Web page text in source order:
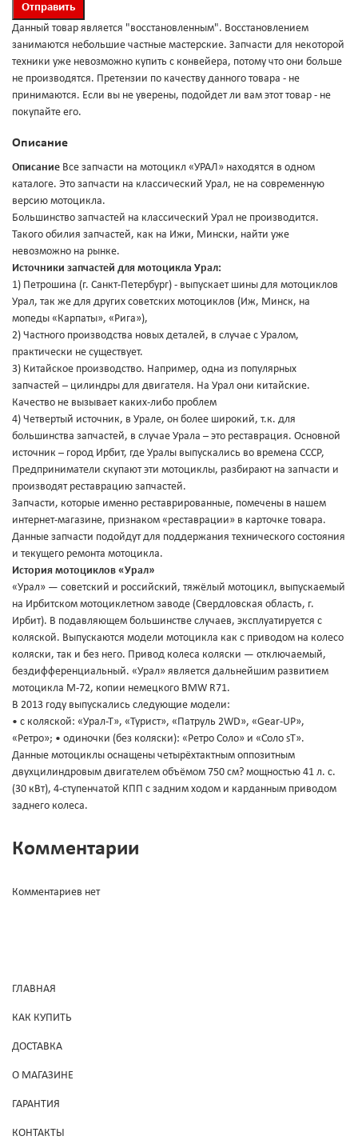
Данный товар является "восстановленным". Восстановлением
занимаются небольшие частные мастерские. Запчасти для некоторой
техники уже невозможно купить с конвейера, потому что они больше
не производятся. Претензии по качеству данного товара - не
принимаются. Если вы не уверены, подойдет ли вам этот товар - не
покупайте его.
Описание
Описание Все запчасти на мотоцикл «УРАЛ» находятся в одном
каталоге. Это запчасти на классический Урал, не на современную
версию мотоцикла.
Большинство запчастей на классический Урал не производится.
Такого обилия запчастей, как на Ижи, Мински, найти уже
невозможно на рынке.
Источники запчастей для мотоцикла Урал:
1) Петрошина (г. Санкт-Петербург) - выпускает шины для мотоциклов
Урал, так же для других советских мотоциклов (Иж, Минск, на
мопеды «Карпаты», «Рига»),
2) Частного производства новых деталей, в случае с Уралом,
практически не существует.
3) Китайское производство. Например, одна из популярных
запчастей – цилиндры для двигателя. На Урал они китайские.
Качество не вызывает каких-либо проблем
4) Четвертый источник, в Урале, он более широкий, т.к. для
большинства запчастей, в случае Урала – это реставрация. Основной
источник – город Ирбит, где Уралы выпускались во времена СССР,
Предприниматели скупают эти мотоциклы, разбирают на запчасти и
производят реставрацию запчастей.
Запчасти, которые именно реставрированные, помечены в нашем
интернет-магазине, признаком «реставрации» в карточке товара.
Данные запчасти подойдут для поддержания технического состояния
и текущего ремонта мотоцикла.
История мотоциклов «Урал»
«Урал» — советский и российский, тяжёлый мотоцикл, выпускаемый
на Ирбитском мотоциклетном заводе (Свердловская область, г.
Ирбит). В подавляющем большинстве случаев, эксплуатируется с
коляской. Выпускаются модели мотоцикла как с приводом на колесо
коляски, так и без него. Привод колеса коляски — отключаемый,
бездифференциальный. «Урал» является дальнейшим развитием
мотоцикла М-72, копии немецкого BMW R71.
В 2013 году выпускались следующие модели:
• с коляской: «Урал-Т», «Турист», «Патруль 2WD», «Gear-UP»,
«Ретро»; • одиночки (без коляски): «Ретро Соло» и «Соло sT».
Данные мотоциклы оснащены четырёхтактным оппозитным
двухцилиндровым двигателем объёмом 750 см? мощностью 41 л. с.
(30 кВт), 4-ступенчатой КПП с задним ходом и карданным приводом
заднего колеса.
Комментарии
Комментариев нет
ГЛАВНАЯ
КАК КУПИТЬ
ДОСТАВКА
О МАГАЗИНЕ
ГАРАНТИЯ
КОНТАКТЫ